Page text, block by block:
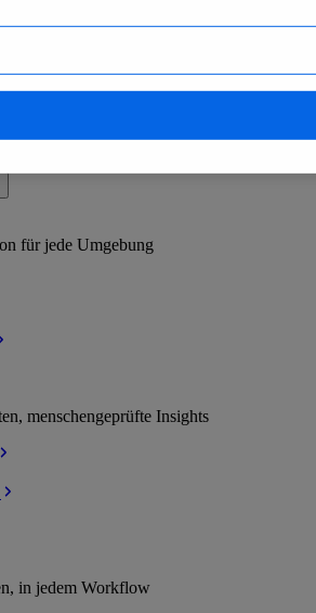
und -prognosen
entdecken
für jede Umgebung
menschengeprüfte Insights
in jedem Workflow